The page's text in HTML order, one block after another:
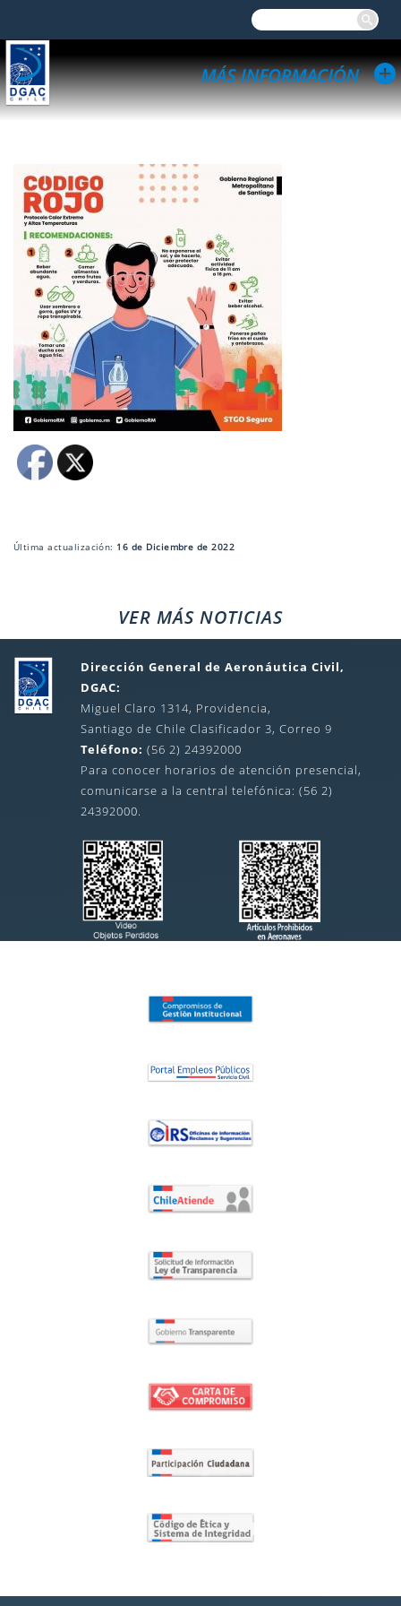
Última actualización: 16 de Diciembre de 2022
VER MÁS NOTICIAS
Dirección General de Aeronáutica Civil,
DGAC:
Miguel Claro 1314, Providencia,
Santiago de Chile Clasificador 3, Correo 9
Teléfono: (56 2) 24392000
Para conocer horarios de atención presencial,
comunicarse a la central telefónica: (56 2)
24392000.